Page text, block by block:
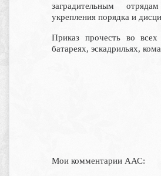
заградительным
укрепления порядка и
Приказ прочесть во всех
батареях, эскадрильях,
Мои комментарии ААС: